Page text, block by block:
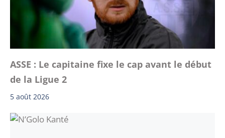
ASSE : Le capitaine fixe le cap avant le début
de la Ligue 2
5 août 2026